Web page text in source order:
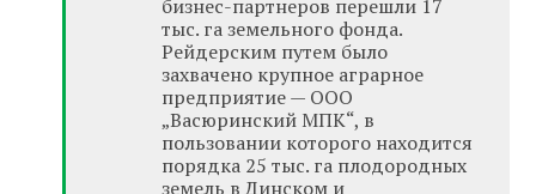
бизнес-партнеров перешли 17
тыс. га земельного фонда.
Рейдерским путем было
захвачено крупное аграрное
предприятие — ООО
„Васюринский МПК“, в
пользовании которого находится
порядка 25 тыс. га плодородных
земель в Динском и